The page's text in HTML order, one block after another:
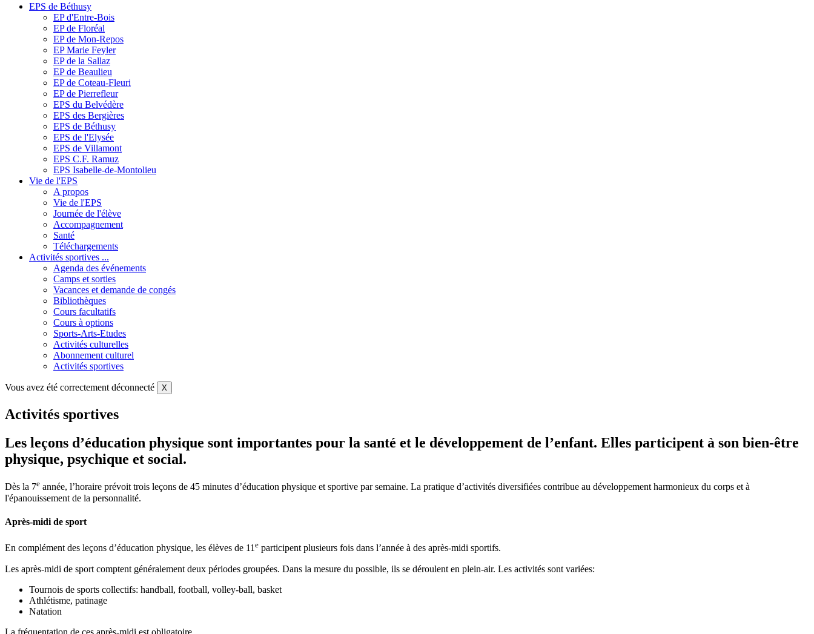
EPS de Béthusy
EP d'Entre-Bois
EP de Floréal
EP de Mon-Repos
EP Marie Feyler
EP de la Sallaz
EP de Beaulieu
EP de Coteau-Fleuri
EP de Pierrefleur
EPS du Belvédère
EPS des Bergières
EPS de Béthusy
EPS de l'Elysée
EPS de Villamont
EPS C.F. Ramuz
EPS Isabelle-de-Montolieu
Vie de l'EPS
A propos
Vie de l'EPS
Journée de l'élève
Accompagnement
Santé
Téléchargements
Activités sportives ...
Agenda des événements
Camps et sorties
Vacances et demande de congés
Bibliothèques
Cours facultatifs
Cours à options
Sports-Arts-Etudes
Activités culturelles
Abonnement culturel
Activités sportives
Vous avez été correctement déconnecté X
Activités sportives
Les leçons d’éducation physique sont importantes pour la santé et le développement de l’enfant. Elles participent à son bien-être
physique, psychique et social.
Dès la 7e année, l’horaire prévoit trois leçons de 45 minutes d’éducation physique et sportive par semaine. La pratique d’activités diversifiées contribue au développement harmonieux du corps et à
l'épanouissement de la personnalité.
Après-midi de sport
En complément des leçons d’éducation physique, les élèves de 11e participent plusieurs fois dans l’année à des après-midi sportifs.
Les après-midi de sport comptent généralement deux périodes groupées. Dans la mesure du possible, ils se déroulent en plein-air. Les activités sont variées:
Tournois de sports collectifs: handball, football, volley-ball, basket
Athlétisme, patinage
Natation
La fréquentation de ces après-midi est obligatoire.